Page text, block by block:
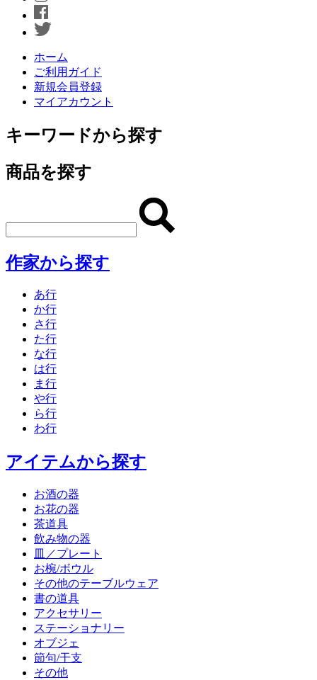
ホーム
ご利用ガイド
新規会員登録
マイアカウント
キーワードから探す
商品を探す
作家から探す
あ行
か行
さ行
た行
な行
は行
ま行
や行
ら行
わ行
アイテムから探す
お酒の器
お花の器
茶道具
飲み物の器
皿／プレート
お椀/ボウル
その他のテーブルウェア
書の道具
アクセサリー
ステーショナリー
オブジェ
節句/干支
その他